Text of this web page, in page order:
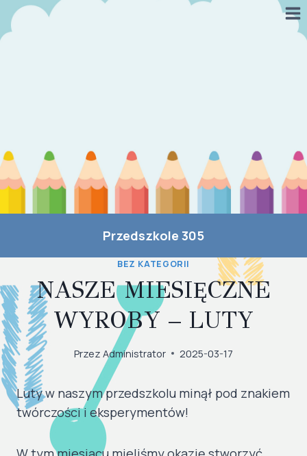
Przejdź
do
Przedszkole 305
BEZ KATEGORII
NASZE MIESIĘCZNE
WYROBY – LUTY
Przez Administrator 2025-03-17
Luty w naszym przedszkolu minął pod znakiem
twórczości i eksperymentów!